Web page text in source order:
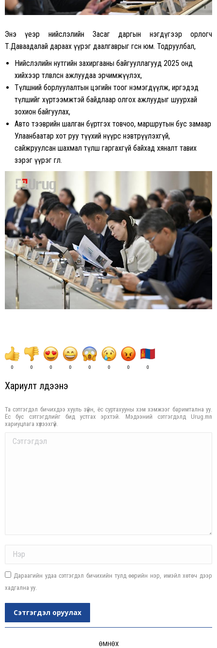
Энэ үеэр нийслэлийн Засаг даргын нэгдүгээр орлогч
Т.Даваадалай дараах үүрэг даалгаврыг өгсөн юм. Тодруулбал,
Нийслэлийн нутгийн захиргааны байгууллагууд 2025 онд
хийхээр төлөвлөсөн ажлуудаа эрчимжүүлэх,
Түлшний борлуулалтын цэгийн тоог нэмэгдүүлж, иргэдэд
түлшийг хүртээмжтэй байдлаар олгох ажлуудыг шуурхай
зохион байгуулах,
Авто тээврийн шалган бүртгэх товчоо, маршрутын бус замаар
Улаанбаатар хот руу түүхий нүүрс нэвтрүүлэхгүй,
сайжруулсан шахмал түлш гаргахгүй байхад хяналт тавих
зэрэг үүрэг өглөө.
0 0 0 0 0 0 0 0
Хариулт үлдээнэ үү
Та сэтгэгдэл бичихдээ хууль зүйн, ёс суртахууны хэм хэмжээг баримтална уу.
Ёс бус сэтгэгдлийг бид устгах эрхтэй. Мэдээний сэтгэгдэлд Urug.mn
хариуцлага хүлээхгүй.
Comment
Дараагийн удаа сэтгэгдэл бичихийн тулд өөрийн нэр, имэйл хөтөч дээр
хадгална уу.
Сэтгэгдэл оруулах
ӨМНӨХ